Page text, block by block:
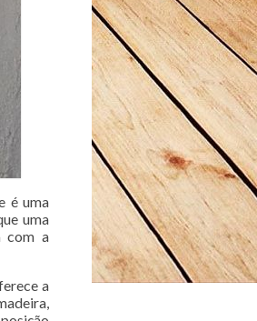
é uma
uma
com a
a